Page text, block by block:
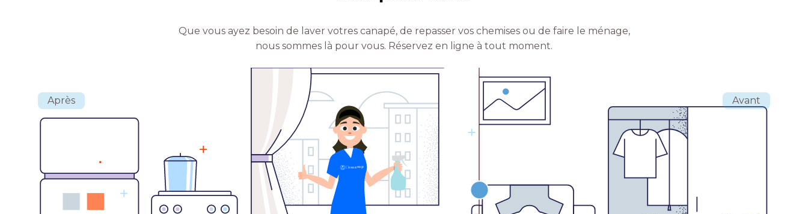
Que vous ayez besoin de laver votres canapé, de repasser vos chemises ou de faire le ménage,
nous sommes là pour vous. Réservez en ligne à tout moment.